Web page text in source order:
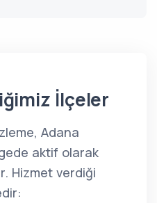
İlçeler
Adana
aktif olarak
Hizmet verdiği